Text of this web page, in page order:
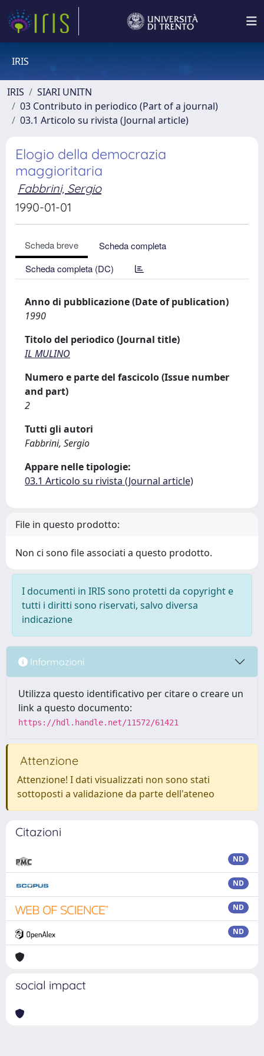
IRIS
IRIS
SIARI UNITN
03 Contributo in periodico (Part of a journal)
03.1 Articolo su rivista (Journal article)
Elogio della democrazia
maggioritaria
Fabbrini, Sergio
1990-01-01
Scheda breve
Scheda completa
Scheda completa (DC)
Anno di pubblicazione (Date of publication)
1990
Titolo del periodico (Journal title)
IL MULINO
Numero e parte del fascicolo (Issue number
and part)
2
Tutti gli autori
Fabbrini, Sergio
Appare nelle tipologie:
03.1 Articolo su rivista (Journal article)
File in questo prodotto:
Non ci sono file associati a questo prodotto.
I documenti in IRIS sono protetti da copyright e
tutti i diritti sono riservati, salvo diversa
indicazione
Informazioni
Utilizza questo identificativo per citare o creare un
link a questo documento:
https://hdl.handle.net/11572/61421
Attenzione
Attenzione! I dati visualizzati non sono stati
sottoposti a validazione da parte dell'ateneo
Citazioni
ND
ND
ND
ND
social impact